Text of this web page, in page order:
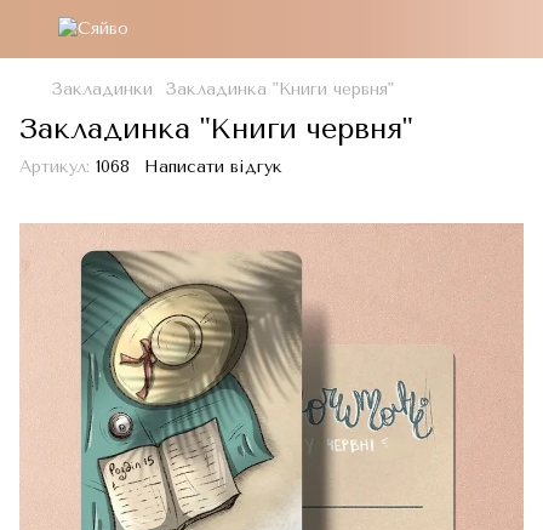
Закладинки Закладинка "Книги червня"
Закладинка "Книги червня"
Артикул: 1068 Написати відгук